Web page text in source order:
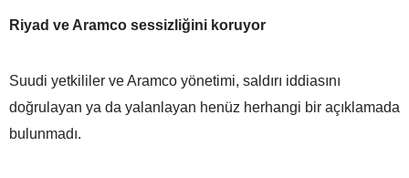
Riyad ve Aramco sessizliğini koruyor
Suudi yetkililer ve Aramco yönetimi, saldırı iddiasını
doğrulayan ya da yalanlayan henüz herhangi bir açıklamada
bulunmadı.